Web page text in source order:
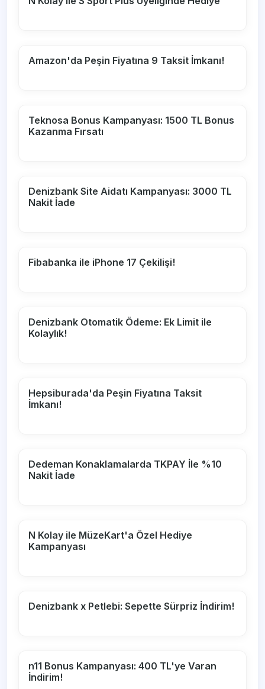
Amazon'da Peşin Fiyatına 9 Taksit İmkanı!
Teknosa Bonus Kampanyası: 1500 TL Bonus
Kazanma Fırsatı
Denizbank Site Aidatı Kampanyası: 3000 TL
Nakit İade
Fibabanka ile iPhone 17 Çekilişi!
Denizbank Otomatik Ödeme: Ek Limit ile
Kolaylık!
Hepsiburada'da Peşin Fiyatına Taksit
İmkanı!
Dedeman Konaklamalarda TKPAY İle %10
Nakit İade
N Kolay ile MüzeKart'a Özel Hediye
Kampanyası
Denizbank x Petlebi: Sepette Sürpriz İndirim!
n11 Bonus Kampanyası: 400 TL'ye Varan
İndirim!